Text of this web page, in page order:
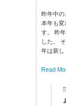
昨年中
本年も変
す。 昨
した。
年は新し
Read